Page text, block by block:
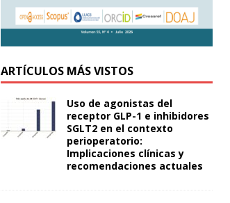
ARTÍCULOS MÁS VISTOS
Uso de agonistas del
receptor GLP-1 e inhibidores
SGLT2 en el contexto
perioperatorio:
Implicaciones clínicas y
recomendaciones actuales